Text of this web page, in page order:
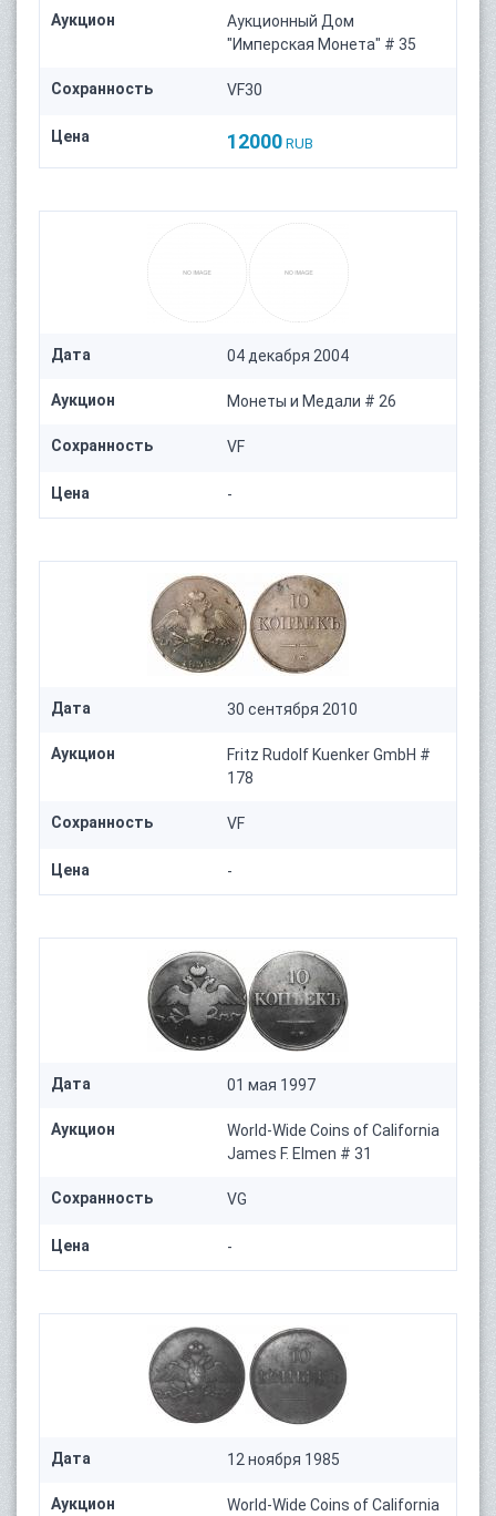
Аукцион
Аукционный Дом
"Имперская Монета" # 35
Сохранность VF30
Цена 12000 RUB
Дата 04 декабря 2004
Аукцион Монеты и Медали # 26
Сохранность VF
Цена -
Дата 30 сентября 2010
Аукцион
Fritz Rudolf Kuenker GmbH #
178
Сохранность VF
Цена -
Дата 01 мая 1997
Аукцион
World-Wide Coins of California
James F. Elmen # 31
Сохранность VG
Цена -
Дата 12 ноября 1985
Аукцион
World-Wide Coins of California